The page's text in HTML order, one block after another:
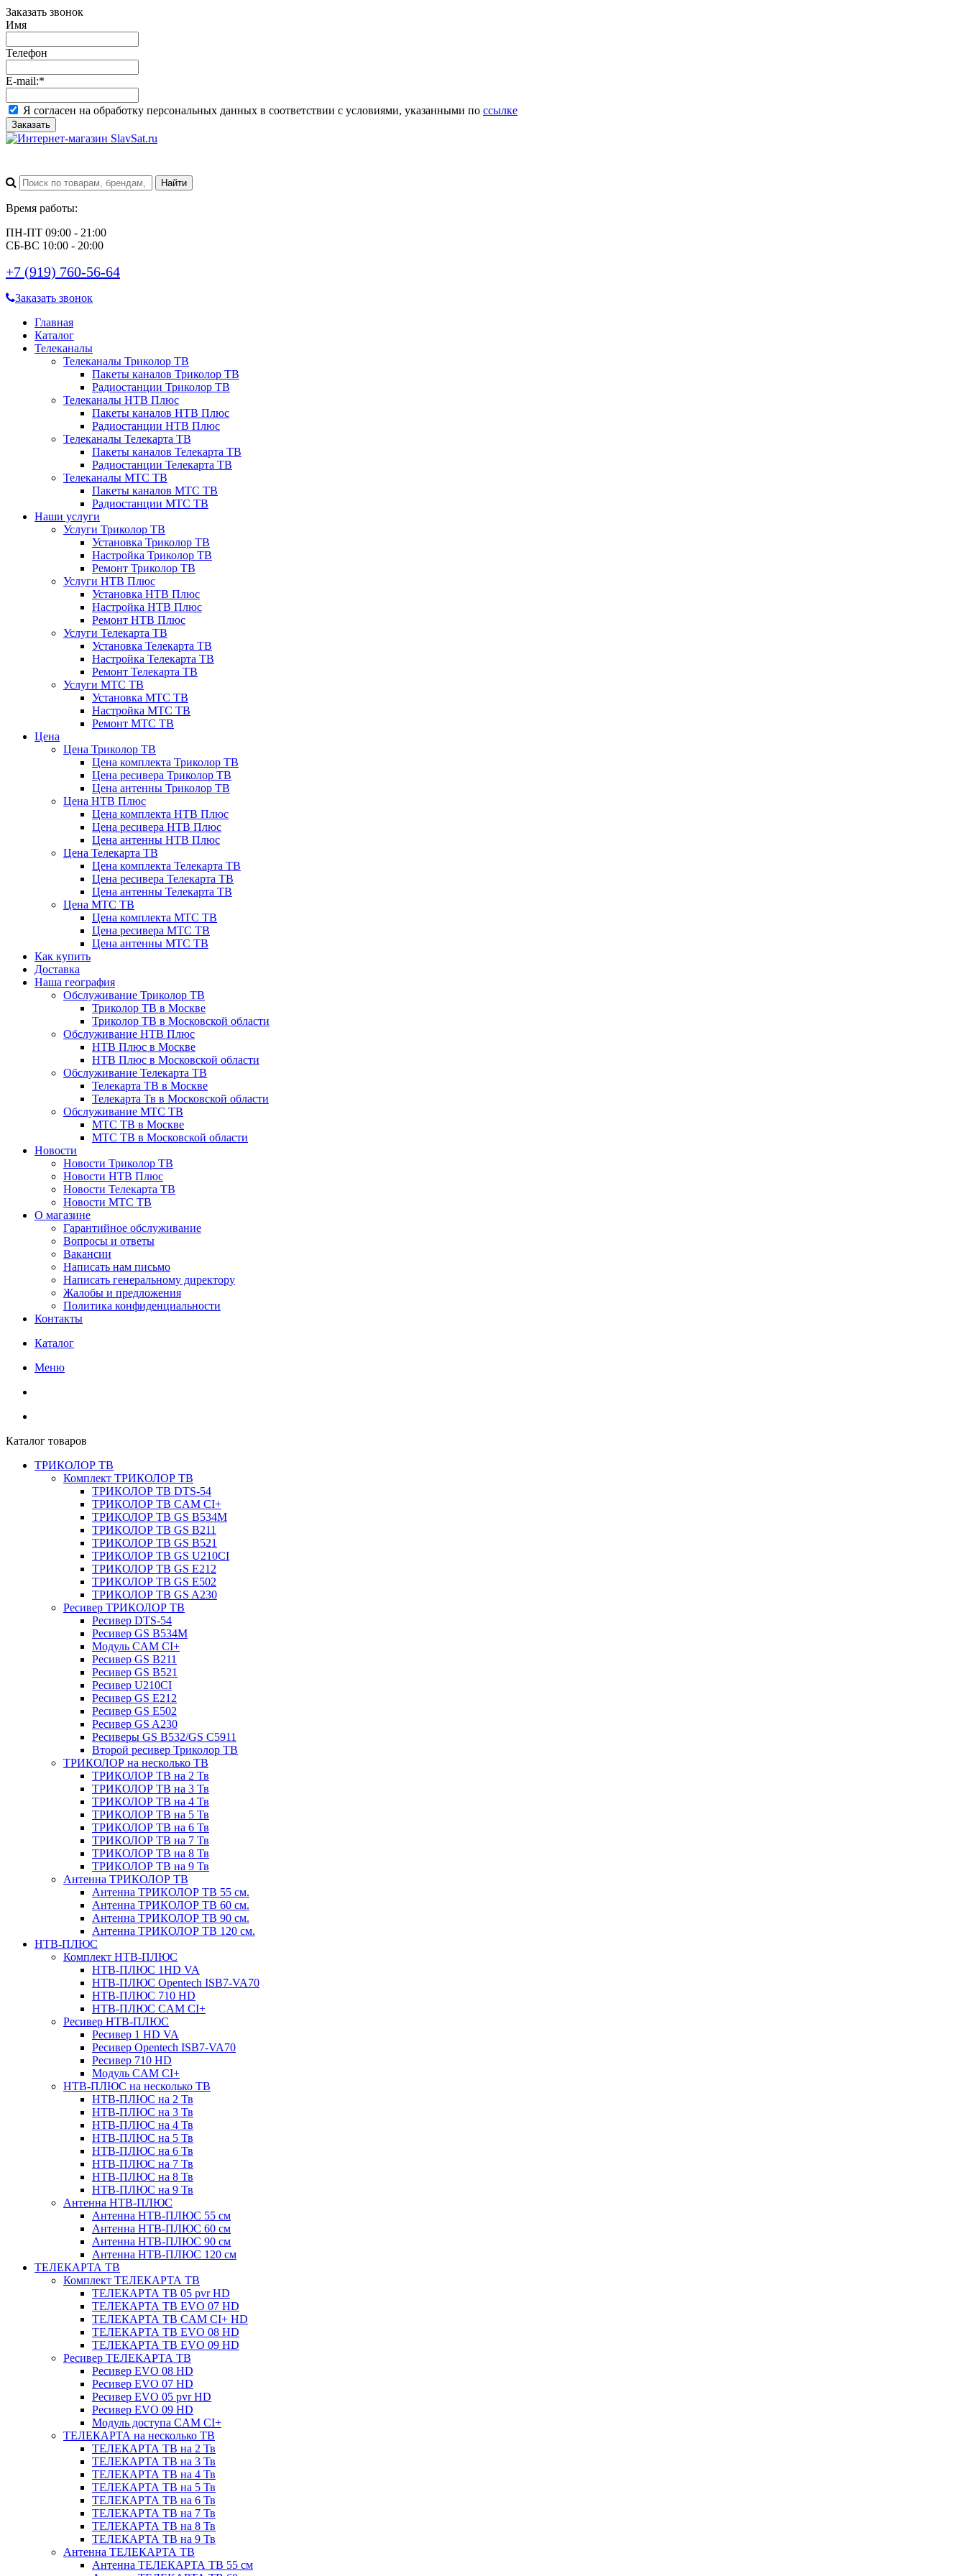
Заказать звонок
Имя
Телефон
E-mail:*
Я согласен на обработку персональных данных в соответствии с условиями, указанными по ссылке
Заказать
Время работы:
ПН-ПТ 09:00 - 21:00
СБ-ВС 10:00 - 20:00
+7 (919) 760-56-64
Заказать звонок
Главная
Каталог
Телеканалы
Телеканалы Триколор ТВ
Пакеты каналов Триколор ТВ
Радиостанции Триколор ТВ
Телеканалы НТВ Плюс
Пакеты каналов НТВ Плюс
Радиостанции НТВ Плюс
Телеканалы Телекарта ТВ
Пакеты каналов Телекарта ТВ
Радиостанции Телекарта ТВ
Телеканалы МТС ТВ
Пакеты каналов МТС ТВ
Радиостанции МТС ТВ
Наши услуги
Услуги Триколор ТВ
Установка Триколор ТВ
Настройка Триколор ТВ
Ремонт Триколор ТВ
Услуги НТВ Плюс
Установка НТВ Плюс
Настройка НТВ Плюс
Ремонт НТВ Плюс
Услуги Телекарта ТВ
Установка Телекарта ТВ
Настройка Телекарта ТВ
Ремонт Телекарта ТВ
Услуги МТС ТВ
Установка МТС ТВ
Настройка МТС ТВ
Ремонт МТС ТВ
Цена
Цена Триколор ТВ
Цена комплекта Триколор ТВ
Цена ресивера Триколор ТВ
Цена антенны Триколор ТВ
Цена НТВ Плюс
Цена комплекта НТВ Плюс
Цена ресивера НТВ Плюс
Цена антенны НТВ Плюс
Цена Телекарта ТВ
Цена комплекта Телекарта ТВ
Цена ресивера Телекарта ТВ
Цена антенны Телекарта ТВ
Цена МТС ТВ
Цена комплекта МТС ТВ
Цена ресивера МТС ТВ
Цена антенны МТС ТВ
Как купить
Доставка
Наша география
Обслуживание Триколор ТВ
Триколор ТВ в Москве
Триколор ТВ в Московской области
Обслуживание НТВ Плюс
НТВ Плюс в Москве
НТВ Плюс в Московской области
Обслуживание Телекарта ТВ
Телекарта ТВ в Москве
Телекарта Тв в Московской области
Обслуживание МТС ТВ
МТС ТВ в Москве
МТС ТВ в Московской области
Новости
Новости Триколор ТВ
Новости НТВ Плюс
Новости Телекарта ТВ
Новости МТС ТВ
О магазине
Гарантийное обслуживание
Вопросы и ответы
Вакансии
Написать нам письмо
Написать генеральному директору
Жалобы и предложения
Политика конфиденциальности
Контакты
Каталог
Меню
Каталог товаров
ТРИКОЛОР ТВ
Комплект ТРИКОЛОР ТВ
ТРИКОЛОР ТВ DTS-54
ТРИКОЛОР ТВ CAM CI+
ТРИКОЛОР ТВ GS B534M
ТРИКОЛОР ТВ GS B211
ТРИКОЛОР ТВ GS B521
ТРИКОЛОР ТВ GS U210CI
ТРИКОЛОР ТВ GS E212
ТРИКОЛОР ТВ GS E502
ТРИКОЛОР ТВ GS A230
Ресивер ТРИКОЛОР ТВ
Ресивер DTS-54
Ресивер GS B534M
Модуль CAM CI+
Ресивер GS B211
Ресивер GS B521
Ресивер U210CI
Ресивер GS E212
Ресивер GS E502
Ресивер GS A230
Ресиверы GS B532/GS C5911
Второй ресивер Триколор ТВ
ТРИКОЛОР на несколько ТВ
ТРИКОЛОР ТВ на 2 Тв
ТРИКОЛОР ТВ на 3 Тв
ТРИКОЛОР ТВ на 4 Тв
ТРИКОЛОР ТВ на 5 Тв
ТРИКОЛОР ТВ на 6 Тв
ТРИКОЛОР ТВ на 7 Тв
ТРИКОЛОР ТВ на 8 Тв
ТРИКОЛОР ТВ на 9 Тв
Антенна ТРИКОЛОР ТВ
Антенна ТРИКОЛОР ТВ 55 см.
Антенна ТРИКОЛОР ТВ 60 см.
Антенна ТРИКОЛОР ТВ 90 см.
Антенна ТРИКОЛОР ТВ 120 см.
НТВ-ПЛЮС
Комплект НТВ-ПЛЮС
НТВ-ПЛЮС 1HD VA
НТВ-ПЛЮС Opentech ISB7-VA70
НТВ-ПЛЮС 710 HD
НТВ-ПЛЮС CAM CI+
Ресивер НТВ-ПЛЮС
Ресивер 1 HD VA
Ресивер Opentech ISB7-VA70
Ресивер 710 HD
Модуль CAM CI+
НТВ-ПЛЮС на несколько ТВ
НТВ-ПЛЮС на 2 Тв
НТВ-ПЛЮС на 3 Тв
НТВ-ПЛЮС на 4 Тв
НТВ-ПЛЮС на 5 Тв
НТВ-ПЛЮС на 6 Тв
НТВ-ПЛЮС на 7 Тв
НТВ-ПЛЮС на 8 Тв
НТВ-ПЛЮС на 9 Тв
Антенна НТВ-ПЛЮС
Антенна НТВ-ПЛЮС 55 см
Антенна НТВ-ПЛЮС 60 см
Антенна НТВ-ПЛЮС 90 см
Антенна НТВ-ПЛЮС 120 см
ТЕЛЕКАРТА ТВ
Комплект ТЕЛЕКАРТА ТВ
ТЕЛЕКАРТА ТВ 05 pvr HD
ТЕЛЕКАРТА ТВ EVO 07 HD
ТЕЛЕКАРТА ТВ CAM CI+ HD
ТЕЛЕКАРТА ТВ EVO 08 HD
ТЕЛЕКАРТА ТВ EVO 09 HD
Ресивер ТЕЛЕКАРТА ТВ
Ресивер EVO 08 HD
Ресивер EVO 07 HD
Ресивер EVO 05 pvr HD
Ресивер EVO 09 HD
Модуль доступа CAM CI+
ТЕЛЕКАРТА на несколько ТВ
ТЕЛЕКАРТА ТВ на 2 Тв
ТЕЛЕКАРТА ТВ на 3 Тв
ТЕЛЕКАРТА ТВ на 4 Тв
ТЕЛЕКАРТА ТВ на 5 Тв
ТЕЛЕКАРТА ТВ на 6 Тв
ТЕЛЕКАРТА ТВ на 7 Тв
ТЕЛЕКАРТА ТВ на 8 Тв
ТЕЛЕКАРТА ТВ на 9 Тв
Антенна ТЕЛЕКАРТА ТВ
Антенна ТЕЛЕКАРТА ТВ 55 см